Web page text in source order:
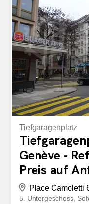
herausragende
entworfen, um
Diskretion, Sicherheit
Umgebung. Direkt
exklusiven Steg und
nutzen, ein Privileg,
sehr selten ist. Ein
Die Aussenbereiche
Hauses konzipiert...
Tiefgaragenplatz
Genève -
Preis auf
Place Camoletti
5. Untergeschoss